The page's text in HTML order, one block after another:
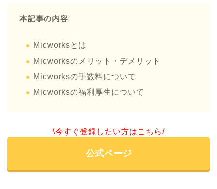
本記事の内容
Midworksとは
Midworksのメリット・デメリット
Midworksの手数料について
Midworksの福利厚生について
\今すぐ登録したい方はこちら/
公式ページ